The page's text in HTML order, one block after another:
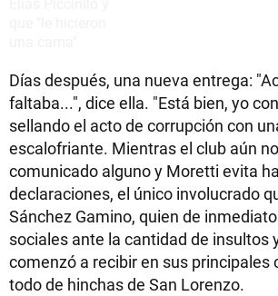
Días después, una nueva entrega:
faltaba...", dice ella. "Está bien, yo
sellando el acto de corrupción con
escalofriante. Mientras el club aún
comunicado alguno y Moretti evita
declaraciones, el único involucrado
Sánchez Gamino, quien de
sociales ante la cantidad de insultos
comenzó a recibir en sus principales
todo de hinchas de San Lorenzo.